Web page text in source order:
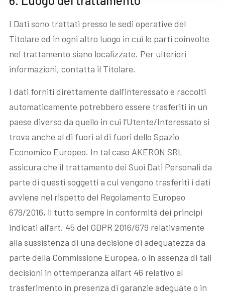
I Dati sono trattati presso le sedi operative del
Titolare ed in ogni altro luogo in cui le parti coinvolte
nel trattamento siano localizzate. Per ulteriori
informazioni, contatta il Titolare.
I dati forniti direttamente dall’interessato e raccolti
automaticamente potrebbero essere trasferiti in un
paese diverso da quello in cui l’Utente/Interessato si
trova anche al di fuori al di fuori dello Spazio
Economico Europeo. In tal caso AKERON SRL
assicura che il trattamento dei Suoi Dati Personali da
parte di questi soggetti a cui vengono trasferiti i dati
avviene nel rispetto del Regolamento Europeo
679/2016, il tutto sempre in conformità dei principi
indicati all’art. 45 del GDPR 2016/679 relativamente
alla sussistenza di una decisione di adeguatezza da
parte della Commissione Europea, o in assenza di tali
decisioni in ottemperanza all’art 46 relativo al
trasferimento in presenza di garanzie adeguate o in